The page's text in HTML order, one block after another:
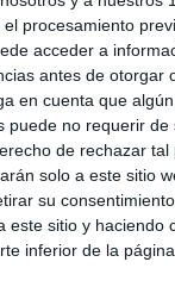
procesamiento
acceder a
antes de otorgar
en cuenta que
puede no requerir de
de rechazar
solo a este sitio
su
este sitio y haciendo
inferior de la página
HORAS
el amistoso
y el FC Barcelona
HORAS
denuncia en el
de
HORAS